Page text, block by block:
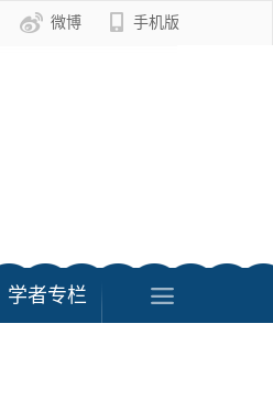
微博 手机版
学者专栏